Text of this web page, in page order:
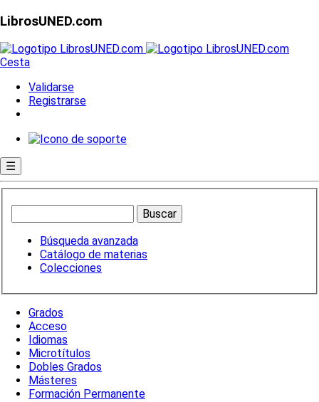
LibrosUNED.com
Cesta
Validarse
Registrarse
☰
Búsqueda avanzada
Catálogo de materias
Colecciones
Grados
Acceso
Idiomas
Microtítulos
Dobles Grados
Másteres
Formación Permanente